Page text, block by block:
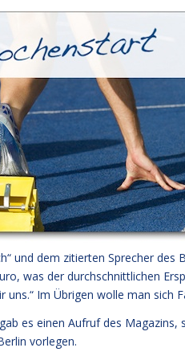
und dem zitierten Sprecher des
was der durchschnittlichen
uns.“ Im Übrigen wolle man
es einen Aufruf des
vorlegen.